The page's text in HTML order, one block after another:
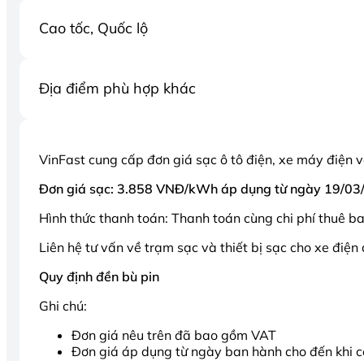
Cao tốc, Quốc lộ
Địa điểm phù hợp khác
VinFast cung cấp đơn giá sạc ô tô điện, xe máy
Đơn giá sạc: 3.858 VNĐ/kWh áp dụng từ ngày 19/
Hình thức thanh toán: Thanh toán cùng chi phí thuê
Liên hệ tư vấn về trạm sạc và thiết bị sạc cho xe
Quy định đền bù pin
Ghi chú:
Đơn giá nêu trên đã bao gồm VAT
Đơn giá áp dụng từ ngày ban hành cho đến khi